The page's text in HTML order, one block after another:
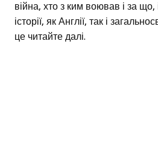
війна, хто з ким воював і за що,
історії, як Англії, так і
це читайте далі.